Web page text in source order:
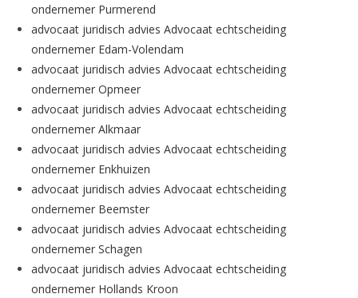
ondernemer Purmerend
advocaat juridisch advies Advocaat echtscheiding
ondernemer Edam-Volendam
advocaat juridisch advies Advocaat echtscheiding
ondernemer Opmeer
advocaat juridisch advies Advocaat echtscheiding
ondernemer Alkmaar
advocaat juridisch advies Advocaat echtscheiding
ondernemer Enkhuizen
advocaat juridisch advies Advocaat echtscheiding
ondernemer Beemster
advocaat juridisch advies Advocaat echtscheiding
ondernemer Schagen
advocaat juridisch advies Advocaat echtscheiding
ondernemer Hollands Kroon